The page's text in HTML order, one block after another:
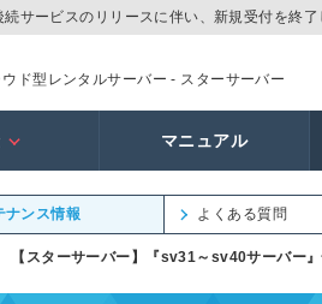
続サービスのリリースに伴い、新規受付を終
ド型レンタルサーバー - スターサーバー
マニュアル
ナンス情報 よくある質問
【スターサーバー】『sv31～sv40サーバー